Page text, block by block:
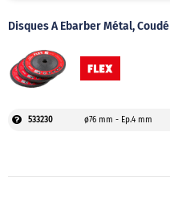
Disques À Ébarber Métal, Coudé
533230 ø76 mm - Ep.4 mm